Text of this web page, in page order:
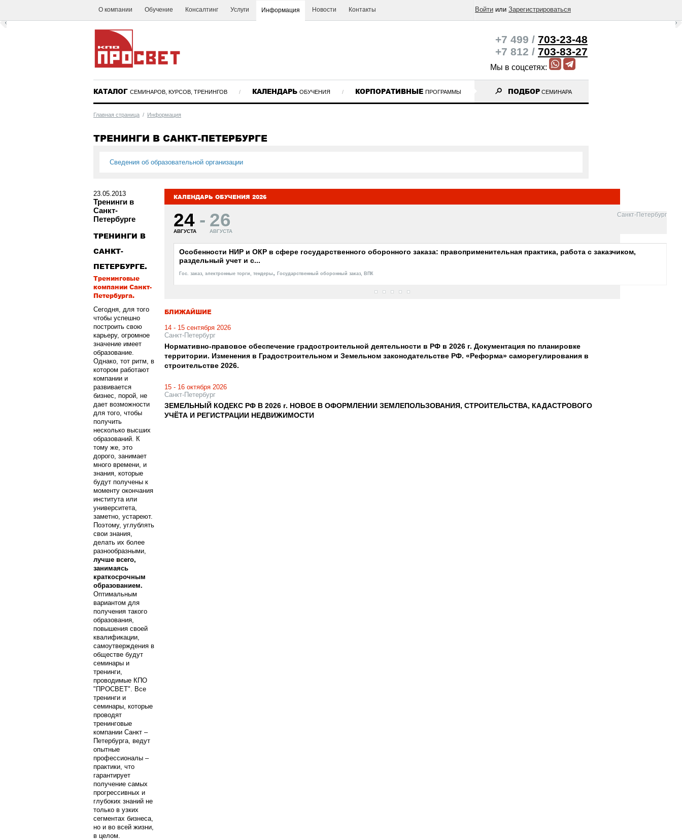
О компании Обучение Консалтинг Услуги Информация Новости Контакты Войти или Зарегистрироваться
+7 499 / 703-23-48
+7 812 / 703-83-27
Мы в соцсетях:
КАТАЛОГ СЕМИНАРОВ, КУРСОВ, ТРЕНИНГОВ / КАЛЕНДАРЬ ОБУЧЕНИЯ / КОРПОРАТИВНЫЕ ПРОГРАММЫ ПОДБОРСЕМИНАРА
Главная страница / Информация
ТРЕНИНГИ В САНКТ-ПЕТЕРБУРГЕ
Сведения об образовательной организации
23.05.2013
Тренинги в
Санкт-
Петербурге
ТРЕНИНГИ В
САНКТ-
ПЕТЕРБУРГЕ.
Тренинговые
компании Санкт-
Петербурга.
Сегодня, для того
чтобы успешно
построить свою
карьеру, огромное
значение имеет
образование.
Однако, тот ритм, в
котором работают
компании и
развивается
бизнес, порой, не
дает возможности
для того, чтобы
получить
несколько высших
образований. К
тому же, это
дорого, занимает
много времени, и
знания, которые
будут получены к
моменту окончания
института или
университета,
заметно, устареют.
Поэтому, углублять
свои знания,
делать их более
разнообразными,
лучше всего,
занимаясь
краткосрочным
образованием.
Оптимальным
вариантом для
получения такого
образования,
повышения своей
квалификации,
самоутверждения в
обществе будут
семинары и
тренинги,
проводимые КПО
"ПРОСВЕТ". Все
тренинги и
семинары, которые
проводят
тренинговые
компании Санкт –
Петербурга, ведут
опытные
профессионалы –
практики, что
гарантирует
получение самых
прогрессивных и
глубоких знаний не
только в узких
сегментах бизнеса,
но и во всей жизни,
в целом.
КАЛЕНДАРЬ ОБУЧЕНИЯ 2026
24
АВГУСТА
- 26
АВГУСТА
Санкт-Петербург
Особенности НИР и ОКР в сфере государственного оборонного заказа: правоприменительная практика, работа с заказчиком,
раздельный учет и с...
Гос. заказ, электронные торги, тендеры , Государственный оборонный заказ, ВПК
БЛИЖАЙШИЕ
14 - 15 сентября 2026
Санкт-Петербург
Нормативно-правовое обеспечение градостроительной деятельности в РФ в 2026 г. Документация по планировке
территории. Изменения в Градостроительном и Земельном законодательстве РФ. «Реформа» саморегулирования в
строительстве 2026.
15 - 16 октября 2026
Санкт-Петербург
ЗЕМЕЛЬНЫЙ КОДЕКС РФ В 2026 г. НОВОЕ В ОФОРМЛЕНИИ ЗЕМЛЕПОЛЬЗОВАНИЯ, СТРОИТЕЛЬСТВА, КАДАСТРОВОГО
УЧЁТА И РЕГИСТРАЦИИ НЕДВИЖИМОСТИ